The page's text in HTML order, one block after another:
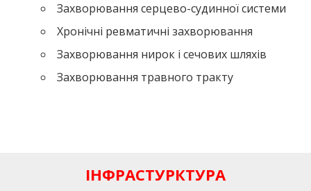
Захворювання серцево-судинної системи
Хронічні ревматичні захворювання
Захворювання нирок і сечових шляхів
Захворювання травного тракту
ІНФРАСТУРКТУРА